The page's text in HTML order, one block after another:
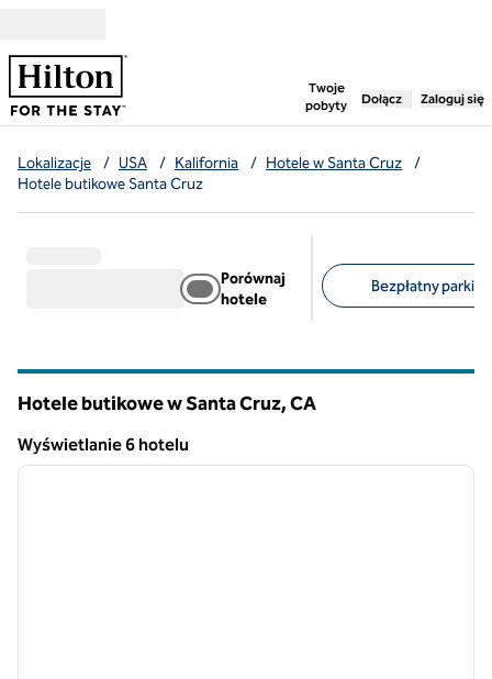
Twoje
pobyty
,otwiera nową
Dołącz Zaloguj się
Lokalizacje / USA / Kalifornia / Hotele w Santa Cruz
/
Hotele butikowe Santa Cruz
Porównaj
hotele
Bezpłatny
Hotele butikowe w Santa Cruz,CA
Wyświetlanie 6 hotelu
Wyświetlanie 6 hotelu
1 z 12